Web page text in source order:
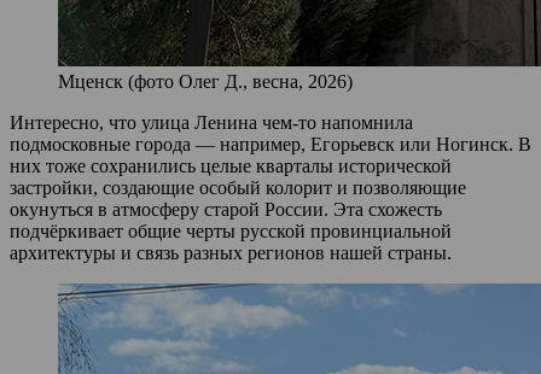
Мценск (фото Олег Д., весна, 2026)
Интересно, что улица Ленина чем‑то напомнила
подмосковные города — например, Егорьевск или Ногинск. В
них тоже сохранились целые кварталы исторической
застройки, создающие особый колорит и позволяющие
окунуться в атмосферу старой России. Эта схожесть
подчёркивает общие черты русской провинциальной
архитектуры и связь разных регионов нашей страны.